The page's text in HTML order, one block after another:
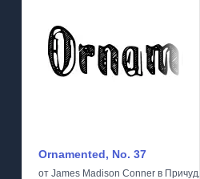
Ornamented, No. 37
от James Madison Conner в